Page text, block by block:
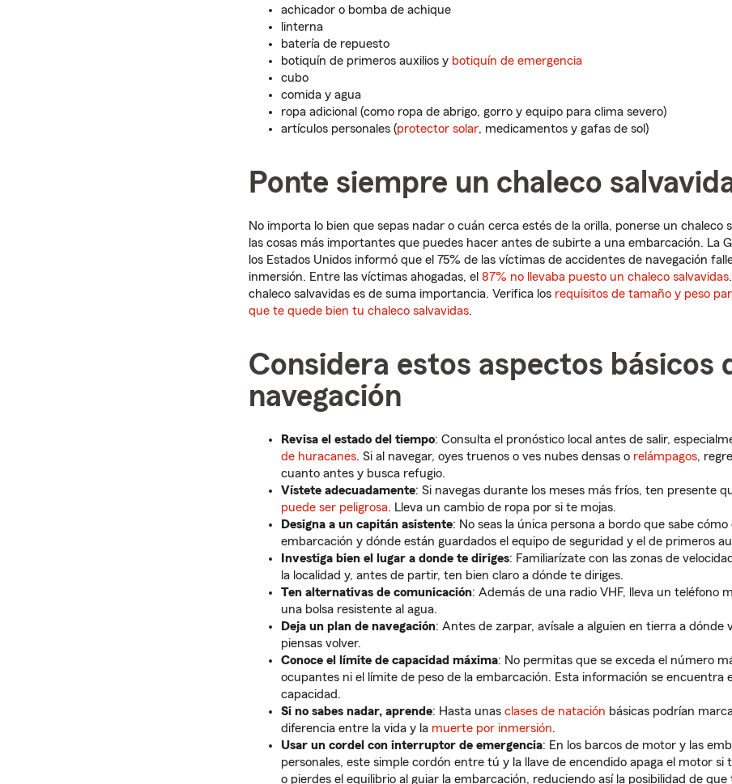
achicador o bomba de achique
linterna
batería de repuesto
botiquín de primeros auxilios y botiquín de emergencia
cubo
comida y agua
ropa adicional (como ropa de abrigo, gorro y equipo para clima severo)
artículos personales (protector solar, medicamentos y gafas de sol)
Ponte siempre un chaleco
No importa lo bien que sepas nadar o cuán cerca estés de la orilla, ponerse un chaleco
las cosas más importantes que puedes hacer antes de subirte a una embarcación. La
los Estados Unidos informó que el 75% de las víctimas de accidentes de navegación
inmersión. Entre las víctimas ahogadas, el 87% no llevaba puesto un chaleco salvavidas
chaleco salvavidas es de suma importancia. Verifica los requisitos de tamaño y peso
que te quede bien tu chaleco salvavidas.
Considera estos aspectos básicos
navegación
Revisa el estado del tiempo: Consulta el pronóstico local antes de salir,
de huracanes. Si al navegar, oyes truenos o ves nubes densas o relámpagos,
cuanto antes y busca refugio.
Vístete adecuadamente: Si navegas durante los meses más fríos, ten presente
puede ser peligrosa. Lleva un cambio de ropa por si te mojas.
Designa a un capitán asistente: No seas la única persona a bordo que sabe cómo
embarcación y dónde están guardados el equipo de seguridad y el de primeros
Investiga bien el lugar a donde te diriges: Familiarízate con las zonas de
la localidad y, antes de partir, ten bien claro a dónde te diriges.
Ten alternativas de comunicación: Además de una radio VHF, lleva un teléfono
una bolsa resistente al agua.
Deja un plan de navegación: Antes de zarpar, avísale a alguien en tierra a dónde
piensas volver.
Conoce el límite de capacidad máxima: No permitas que se exceda el número
ocupantes ni el límite de peso de la embarcación. Esta información se encuentra
capacidad.
Si no sabes nadar, aprende: Hasta unas clases de natación básicas podrían
diferencia entre la vida y la muerte por inmersión.
Usar un cordel con interruptor de emergencia: En los barcos de motor y las
personales, este simple cordón entre tú y la llave de encendido apaga el motor si
o pierdes el equilibrio al guiar la embarcación, reduciendo así la posibilidad de